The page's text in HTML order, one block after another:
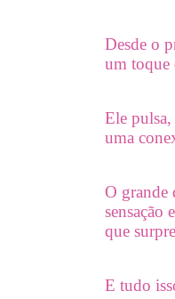
Desde o
um toque
Ele
uma
O grande
sensação
que
E tudo